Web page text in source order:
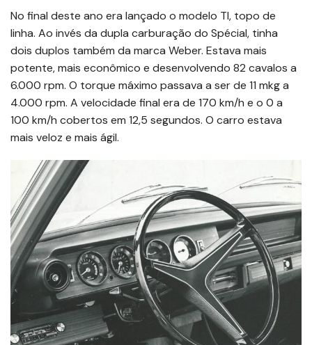
No final deste ano era lançado o modelo TI, topo de
linha. Ao invés da dupla carburação do Spécial, tinha
dois duplos também da marca Weber. Estava mais
potente, mais econômico e desenvolvendo 82 cavalos a
6.000 rpm. O torque máximo passava a ser de 11 mkg a
4.000 rpm. A velocidade final era de 170 km/h e o 0 a
100 km/h cobertos em 12,5 segundos. O carro estava
mais veloz e mais ágil.